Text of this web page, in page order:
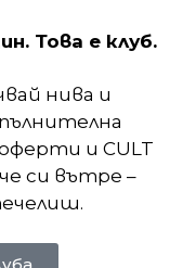
Това е клуб.
нива и
и CULT
си вътре –